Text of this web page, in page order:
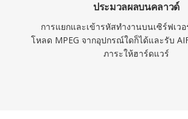
ประมวลผลบนคลาวด์
การแยกและเข้ารหัสทำงานบนเซิร์ฟเวอ
โหลด MPEG จากอุปกรณ์ใดก็ได้และรับ
ภาระให้ฮาร์ดแวร์